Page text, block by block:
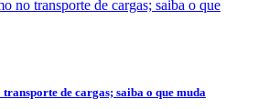
de cargas; saiba o que muda